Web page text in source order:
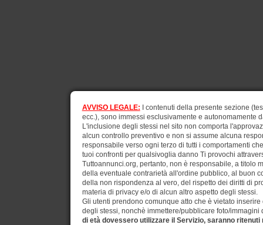
AVVISO LEGALE: I contenuti della presente sezione
ecc.), sono immessi esclusivamente e autonomamente
L'inclusione degli stessi nel sito non comporta
alcun controllo preventivo e non si assume alcuna
responsabile verso ogni terzo di tutti i comportamenti
tuoi confronti per qualsivoglia danno Ti provochi
Tuttoannunci.org, pertanto, non è responsabile, a titolo
della eventuale contrarietà all'ordine pubblico, al buon
della non rispondenza al vero, del rispetto dei diritti di
materia di privacy e/o di alcun altro aspetto degli stessi.
Gli utenti prendono comunque atto che è vietato
degli stessi, nonchè immettere/pubblicare foto/
di età dovessero utilizzare il Servizio, saranno